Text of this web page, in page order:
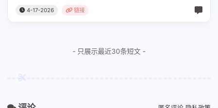
4-17-2026 链接
- 只展示最近30条短文 -